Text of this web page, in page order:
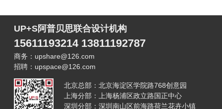
UP+S阿普贝思联合设计机构
15611193214 13811192787
商务：upshare@126.com
招聘：upspace@126.com
北京总部：北京海淀区学院路768创意园
上海分部：上海杨浦区政立路国正中心
深圳分部：深圳南山区前海路荷兰花卉小镇